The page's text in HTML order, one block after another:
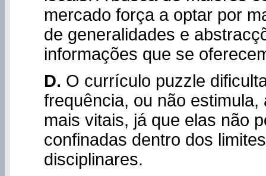
mercado força a optar por
de generalidades e
informações que se
D. O currículo puzzle
frequência, ou não estimula,
mais vitais, já que elas não
confinadas dentro dos
disciplinares.